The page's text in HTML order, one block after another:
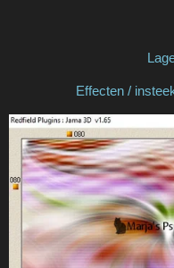
Effecten /